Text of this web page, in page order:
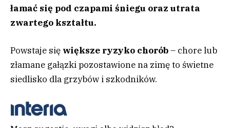
łamać się pod czapami śniegu oraz utrata
zwartego kształtu.
Powstaje się większe ryzyko chorób– chore lub
złamane gałązki pozostawione na zimę to świetne
siedlisko dla grzybów i szkodników.